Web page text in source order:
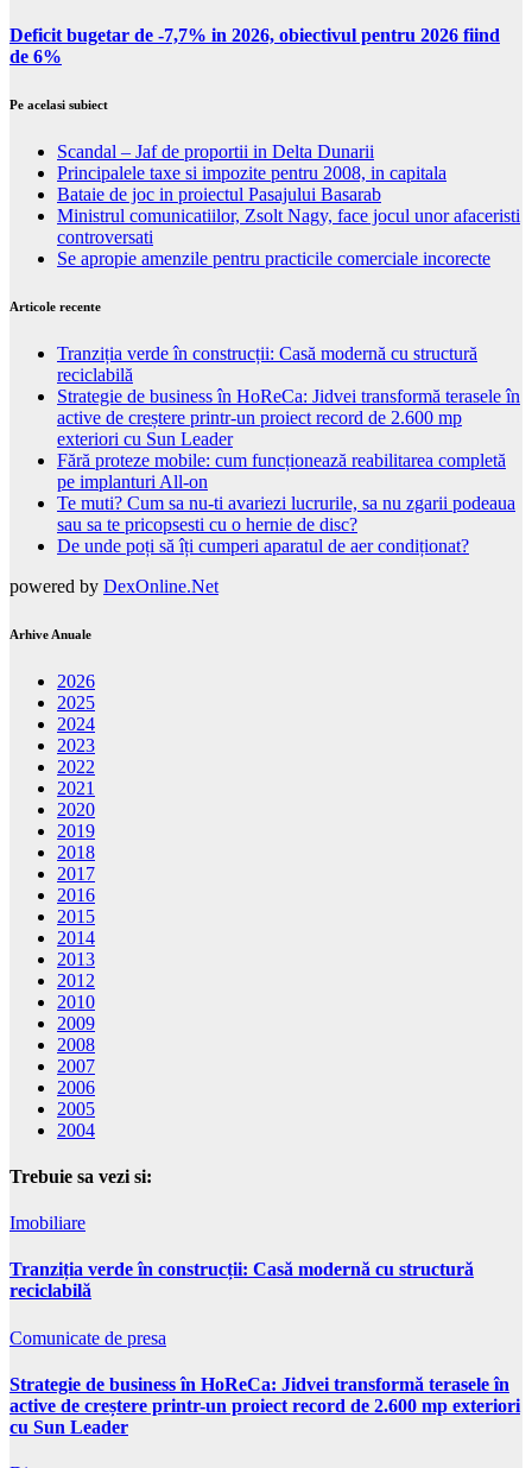
Deficit bugetar de -7,7% in 2026, obiectivul pentru 2026 fiind
de 6%
Pe acelasi subiect
Scandal – Jaf de proportii in Delta Dunarii
Principalele taxe si impozite pentru 2008, in capitala
Bataie de joc in proiectul Pasajului Basarab
Ministrul comunicatiilor, Zsolt Nagy, face jocul unor afaceristi
controversati
Se apropie amenzile pentru practicile comerciale incorecte
Articole recente
Tranziția verde în construcții: Casă modernă cu structură
reciclabilă
Strategie de business în HoReCa: Jidvei transformă terasele în
active de creștere printr-un proiect record de 2.600 mp
exteriori cu Sun Leader
Fără proteze mobile: cum funcționează reabilitarea completă
pe implanturi All-on
Te muti? Cum sa nu-ti avariezi lucrurile, sa nu zgarii podeaua
sau sa te pricopsesti cu o hernie de disc?
De unde poți să îți cumperi aparatul de aer condiționat?
powered by DexOnline.Net
Arhive Anuale
2026
2025
2024
2023
2022
2021
2020
2019
2018
2017
2016
2015
2014
2013
2012
2010
2009
2008
2007
2006
2005
2004
Trebuie sa vezi si:
Imobiliare
Tranziția verde în construcții: Casă modernă cu structură
reciclabilă
Comunicate de presa
Strategie de business în HoReCa: Jidvei transformă terasele în
active de creștere printr-un proiect record de 2.600 mp exteriori
cu Sun Leader